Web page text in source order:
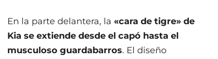
En la parte delantera, la «cara de tigre» de
Kia se extiende desde el capó hasta el
musculoso guardabarros. El diseño